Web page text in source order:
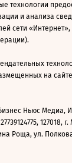
технологии
и анализа
сети
на
Ньюс Медиа,
127018,
Роща, ул.